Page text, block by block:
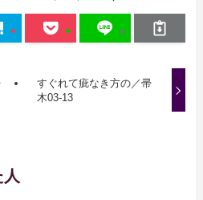
すぐれて疵なき方の／帚
木03-13
人